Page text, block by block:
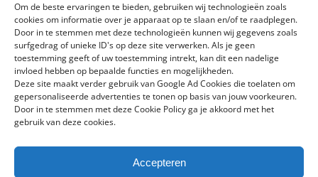
Om de beste ervaringen te bieden, gebruiken wij technologieën zoals
cookies om informatie over je apparaat op te slaan en/of te raadplegen.
Door in te stemmen met deze technologieën kunnen wij gegevens zoals
surfgedrag of unieke ID's op deze site verwerken. Als je geen
toestemming geeft of uw toestemming intrekt, kan dit een nadelige
invloed hebben op bepaalde functies en mogelijkheden.
Deze site maakt verder gebruik van Google Ad Cookies die toelaten om
gepersonaliseerde advertenties te tonen op basis van jouw voorkeuren.
Door in te stemmen met deze Cookie Policy ga je akkoord met het
gebruik van deze cookies.
Accepteren